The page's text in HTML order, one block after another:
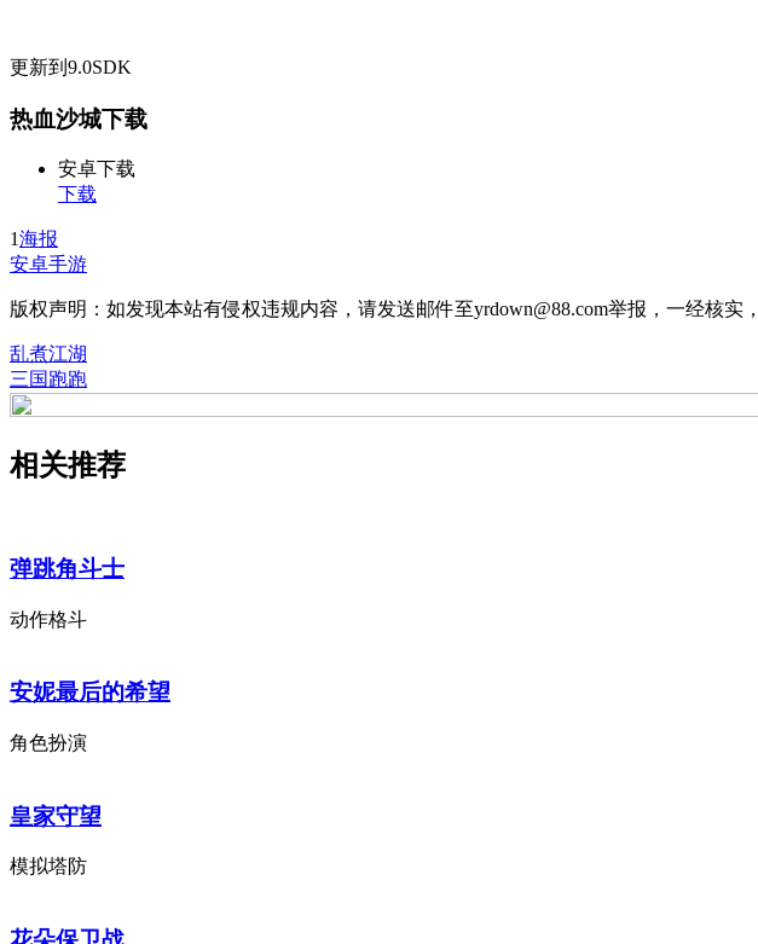
更新到9.0SDK
热血沙城下载
安卓下载
下载
1海报
安卓手游
版权声明：如发现本站有侵权违规内容，请发送邮件至yrdown@88.com举报，一经核实
乱煮江湖
三国跑跑
相关推荐
弹跳角斗士
动作格斗
安妮最后的希望
角色扮演
皇家守望
模拟塔防